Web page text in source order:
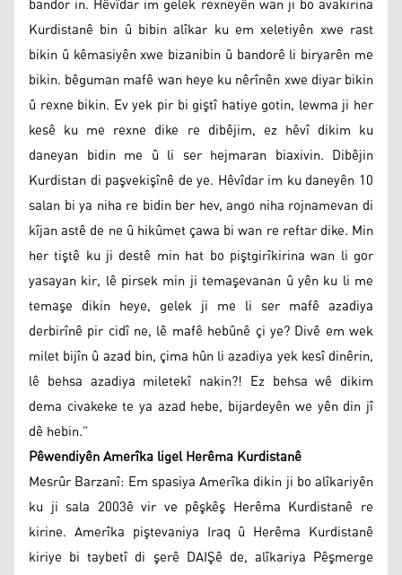
Kurdistanê bin û bibin alîkar ku em xeletiyên xwe rast
bikin û kêmasiyên xwe bizanibin û bandorê li biryarên me
bikin. bêguman mafê wan heye ku nêrînên xwe diyar bikin
û rexne bikin. Ev yek pir bi giştî hatiye gotin, lewma ji her
kesê ku me rexne dike re dibêjim, ez hêvî dikim ku
daneyan bidin me û li ser hejmaran biaxivin. Dibêjin
Kurdistan di paşvekişînê de ye. Hêvîdar im ku daneyên 10
salan bi ya niha re bidin ber hev, ango niha rojnamevan di
kîjan astê de ne û hikûmet çawa bi wan re reftar dike. Min
her tiştê ku ji destê min hat bo piştgirîkirina wan li gor
yasayan kir, lê pirsek min ji temaşevanan û yên ku li me
temaşe dikin heye, gelek ji me li ser mafê azadiya
derbirînê pir cidî ne, lê mafê hebûnê çi ye? Divê em wek
milet bijîn û azad bin, çima hûn li azadiya yek kesî dinêrin,
lê behsa azadiya miletekî nakin?! Ez behsa wê dikim
dema civakeke te ya azad hebe, bijardeyên we yên din jî
dê hebin.”
Pêwendiyên Amerîka ligel Herêma Kurdistanê
Mesrûr Barzanî: Em spasiya Amerîka dikin ji bo alîkariyên
ku ji sala 2003ê vir ve pêşkêş Herêma Kurdistanê re
kirine. Amerîka piştevaniya Iraq û Herêma Kurdistanê
kiriye bi taybetî di şerê DAIŞê de, alîkariya Pêşmerge